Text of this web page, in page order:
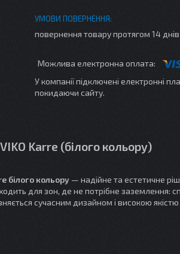
повернення товару протягом 14 днів
У компанії підключені електронні
покидаючи сайту.
Karre (білого кольору)
білого кольору — надійне та естетичне
для зон, де не потрібне заземлення:
сучасним дизайном і високою